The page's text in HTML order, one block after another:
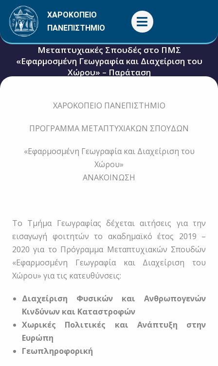
Μετάβαση
στο
περιεχόμενο
ΧΑΡΟΚΟΠΕΙΟ
ΠΑΝΕΠΙΣΤΗΜΙΟ
Μεταπτυχιακές Σπουδές στο ΠΜΣ
«Εφαρμοσμένη Γεωγραφία και Διαχείριση του
Χώρου» – Παράταση
ΧΑΡΟΚΟΠΕΙΟ ΠΑΝΕΠΙΣΤΗΜΙΟ
ΠΡΟΓΡΑΜΜΑ ΜΕΤΑΠΤΥΧΙΑΚΩΝ ΣΠΟΥΔΩΝ
«Εφαρμοσμένη Γεωγραφία και Διαχείριση του
Χώρου»
ΑΝΑΚΟΙΝΩΣΗ
Το Τμήμα Γεωγραφίας δέχεται αιτήσεις για την
εισαγωγή φοιτητών το ακαδημαϊκό έτος 2019 –
2020 για το Πρόγραμμα Μεταπτυχιακών Σπουδών
«Εφαρμοσμένη Γεωγραφία και Διαχείριση του
Χώρου» για τις κατευθύνσεις:
Διαχείριση Φυσικών και Ανθρωπογενών
Κινδύνων και Καταστροφών
Χωρικές Πολιτικές και Ανάπτυξη στην
Ευρώπη
Γεωπληροφορική